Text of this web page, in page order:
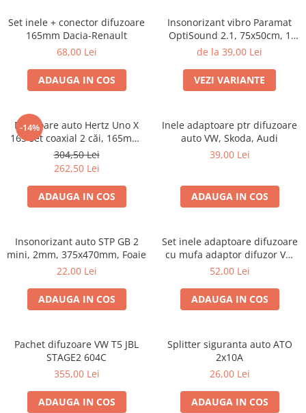
Electrice, Electronice Auto
Accesorii alarme auto
Alarme auto Alarme masina
Detectoare Radar
Senzori parcare auto
Echipamente atelier
Consumabile Service
Instrumente Atelier
Set clipsuri auto de plastic
Amortizoare hayon
Accesorii auto
Incalzire scaune
Stergatoare auto
Set inele + conector difuzoare
165mm Dacia-Renault
68,00 Lei
ADAUGA IN COS
Insonorizant vibro Paramat
OptiSound 2.1, 75x50cm, 1
coala
de la 39,00 Lei
VEZI VARIANTE
-14%
Difuzoare auto Hertz Uno X
165 set coaxial 2 căi, 165mm,
55W RMS, 4Ω, set 2 difuzoare
304,50 Lei
262,50 Lei
ADAUGA IN COS
Inele adaptoare ptr difuzoare
auto VW, Skoda, Audi
39,00 Lei
ADAUGA IN COS
Insonorizant auto STP GB 2
mini, 2mm, 375x470mm, Foaie
22,00 Lei
ADAUGA IN COS
Set inele adaptoare difuzoare
cu mufa adaptor difuzor VW
Passat B5/B5.5
52,00 Lei
ADAUGA IN COS
Pachet difuzoare VW T5 JBL
STAGE2 604C
355,00 Lei
ADAUGA IN COS
Splitter siguranta auto ATO
2x10A
26,00 Lei
ADAUGA IN COS